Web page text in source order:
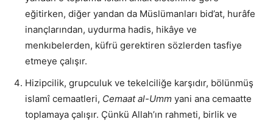
eğitirken, diğer yandan da Müslümanları bid’at, hurâfe
inançlarından, uydurma hadis, hikâye ve
menkıbelerden, küfrü gerektiren sözlerden tasfiye
etmeye çalışır.
Hizipcilik, grupculuk ve tekelciliğe karşıdır, bölünmüş
islamî cemaatleri, Cemaat al-Umm yani ana cemaatte
toplamaya çalışır. Çünkü Allah’ın rahmeti, birlik ve